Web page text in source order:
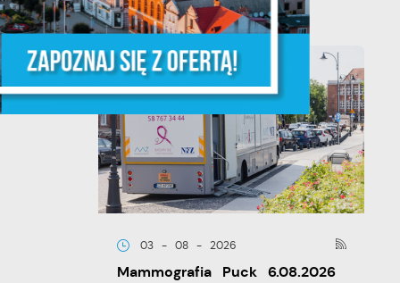
03 - 08 - 2026
Mammografia Puck 6.08.2026